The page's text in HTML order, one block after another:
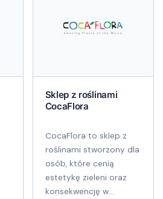
Sklep z roślinami
CocaFlora
CocaFlora to sklep z
roślinami stworzony dla
osób, które cenią
estetykę zieleni oraz
konsekwencję w...